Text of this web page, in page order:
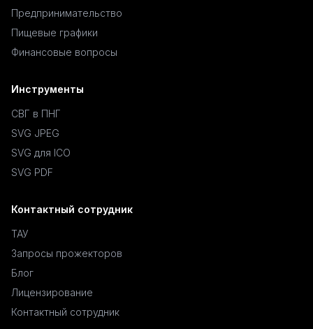
Предпринимательство
Пищевые графики
Финансовые вопросы
Инструменты
СВГ в ПНГ
SVG JPEG
SVG для ICO
SVG PDF
Контактный сотрудник
ТАУ
Запросы прожекторов
Блог
Лицензирование
Контактный сотрудник